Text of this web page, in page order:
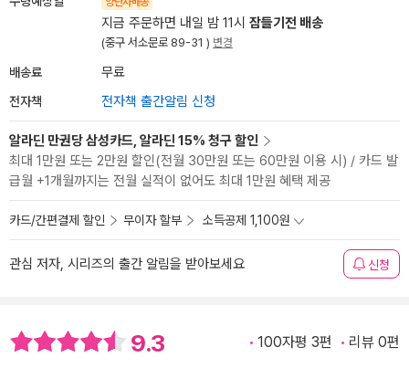
지금 주문하면 내일 밤 11시 잠들기전 배송
(중구 서소문로 89-31 ) 변경
배송료 무료
전자책 전자책 출간알림 신청
알라딘 만권당 삼성카드, 알라딘 15% 청구 할인
최대 1만원 또는 2만원 할인(전월 30만원 또는 60만원 이용 시) / 카드 발
급월 +1개월까지는 전월 실적이 없어도 최대 1만원 혜택 제공
카드/간편결제 할인 무이자 할부 소득공제 1,100원
관심 저자, 시리즈의 출간 알림을 받아보세요 신청
9.3 100자평 3편 리뷰 0편